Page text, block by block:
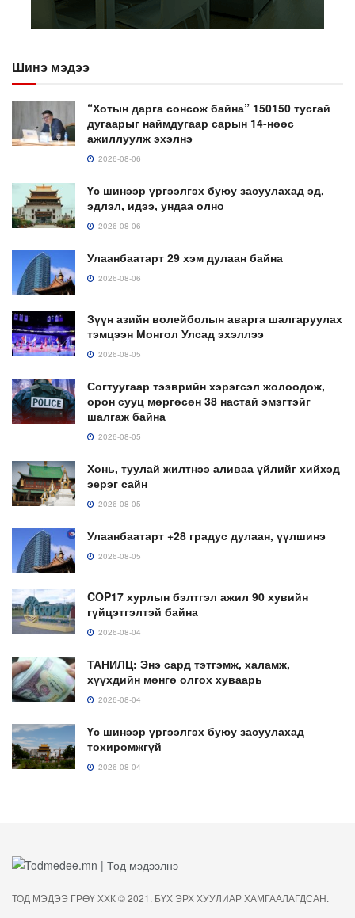
Шинэ мэдээ
“Хотын дарга сонсож байна” 150150 тусгай
дугаарыг наймдугаар сарын 14-нөөс
ажиллуулж эхэлнэ
2026-08-06
Үс шинээр үргээлгэх буюу засуулахад эд,
эдлэл, идээ, ундаа олно
2026-08-06
Улаанбаатарт 29 хэм дулаан байна
2026-08-06
Зүүн азийн волейболын аварга шалгаруулах
тэмцээн Монгол Улсад эхэллээ
2026-08-05
Согтуугаар тээврийн хэрэгсэл жолоодож,
орон сууц мөргөсөн 38 настай эмэгтэйг
шалгаж байна
2026-08-05
Хонь, туулай жилтнээ аливаа үйлийг хийхэд
эерэг сайн
2026-08-05
Улаанбаатарт +28 градус дулаан, үүлшинэ
2026-08-05
COP17 хурлын бэлтгэл ажил 90 хувийн
гүйцэтгэлтэй байна
2026-08-04
ТАНИЛЦ: Энэ сард тэтгэмж, халамж,
хүүхдийн мөнгө олгох хуваарь
2026-08-04
Үс шинээр үргээлгэх буюу засуулахад
тохиромжгүй
2026-08-04
ТОД МЭДЭЭ ГРӨҮ ХХК © 2021. БҮХ ЭРХ ХУУЛИАР ХАМГААЛАГДСАН.